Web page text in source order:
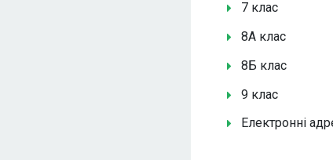
7 клас
8А клас
8Б клас
9 клас
Електронні